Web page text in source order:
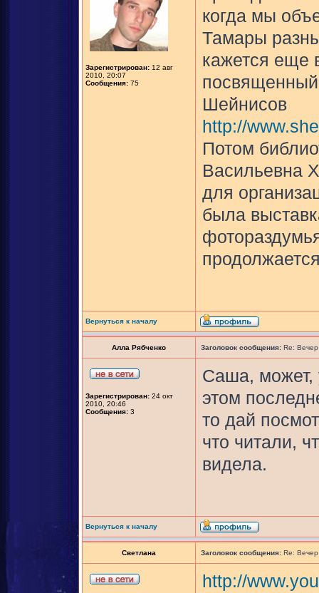
Зарегистрирован: 12 авг
2010, 20:07
Сообщения: 75
когда мы
Тамары
кажется еще
Шейнисов
http://
Потом
Васильевна
для
была
Вернуться к началу
Алла Рябченко Заголовок сообщения: Re:
Зарегистрирован: 24 окт
2010, 20:46
Сообщения: 3
Саша, может,
этом
то дай
что читали,
видела.
Вернуться к началу
Светлана Заголовок сообщения: Re:
http://